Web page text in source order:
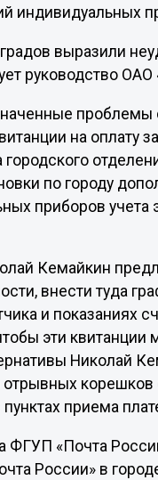
индивидуальных
выразили
руководство ОАО
на оплату
по городу
приборов учета
Кемайкин
внести туда
и показаниях
эти
Николай
корешков
приема
ФГУП «Почта
России» в